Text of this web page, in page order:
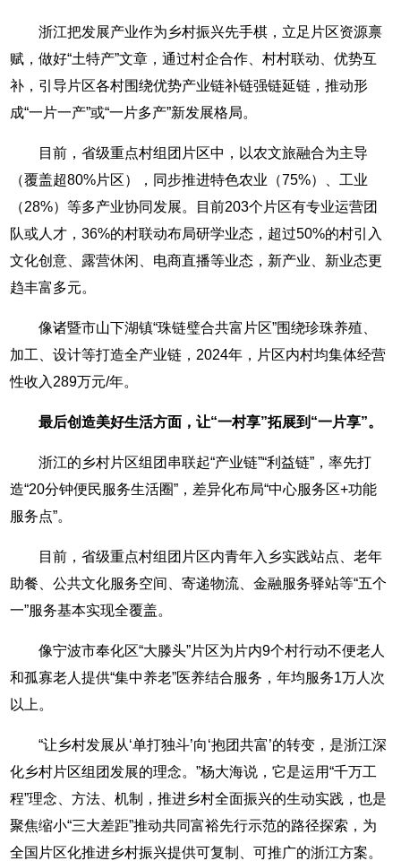
浙江把发展产业作为乡村振兴先手棋，立足片区资源禀
赋，做好“土特产”文章，通过村企合作、村村联动、优势互
补，引导片区各村围绕优势产业链补链强链延链，推动形
成“一片一产”或“一片多产”新发展格局。
目前，省级重点村组团片区中，以农文旅融合为主导
（覆盖超80%片区），同步推进特色农业（75%）、工业
（28%）等多产业协同发展。目前203个片区有专业运营团
队或人才，36%的村联动布局研学业态，超过50%的村引入
文化创意、露营休闲、电商直播等业态，新产业、新业态更
趋丰富多元。
像诸暨市山下湖镇“珠链璧合共富片区”围绕珍珠养殖、
加工、设计等打造全产业链，2024年，片区内村均集体经营
性收入289万元/年。
最后创造美好生活方面，让“一村享”拓展到“一片享”。
浙江的乡村片区组团串联起“产业链”“利益链”，率先打
造“20分钟便民服务生活圈”，差异化布局“中心服务区+功能
服务点”。
目前，省级重点村组团片区内青年入乡实践站点、老年
助餐、公共文化服务空间、寄递物流、金融服务驿站等“五个
一”服务基本实现全覆盖。
像宁波市奉化区“大滕头”片区为片内9个村行动不便老人
和孤寡老人提供“集中养老”医养结合服务，年均服务1万人次
以上。
“让乡村发展从‘单打独斗’向‘抱团共富’的转变，是浙江深
化乡村片区组团发展的理念。”杨大海说，它是运用“千万工
程”理念、方法、机制，推进乡村全面振兴的生动实践，也是
聚焦缩小“三大差距”推动共同富裕先行示范的路径探索，为
全国片区化推进乡村振兴提供可复制、可推广的浙江方案。